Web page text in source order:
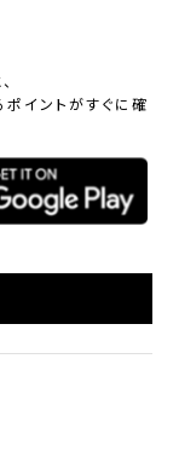
イントがすぐに確